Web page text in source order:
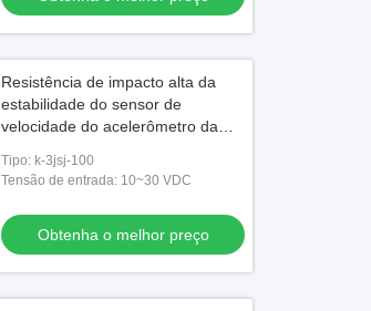
Resistência de impacto alta da
estabilidade do sensor de
velocidade do acelerômetro da
Tipo: k-3jsj-100
Tensão de entrada: 10~30 VDC
Obtenha o melhor preço